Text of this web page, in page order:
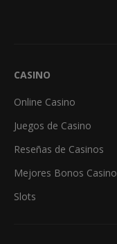
CASINO
Online Casino
Juegos de Casino
Reseñas de Casinos
Mejores Bonos Casino
Slots